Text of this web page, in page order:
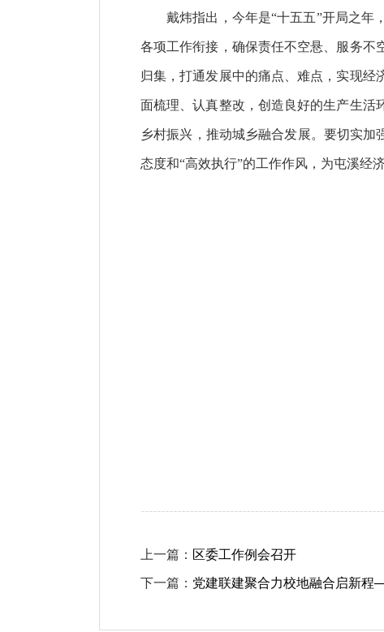
戴炜指出，今年是“十五五”开局之年
各项工作衔接，确保责任不空悬、服务不
归集，打通发展中的痛点、难点，实现经
面梳理、认真整改，创造良好的生产生活
乡村振兴，推动城乡融合发展。要切实
态度和“高效执行”的工作作风，为屯溪经
上一篇： 区委工作例会召开
下一篇： 党建联建聚合力校地融合启新